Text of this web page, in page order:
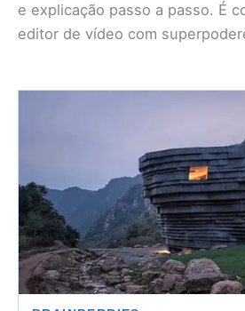
e explicação passo a passo. É
editor de vídeo com